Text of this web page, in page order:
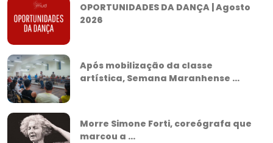
OPORTUNIDADES DA DANÇA | Agosto
2026
Após mobilização da classe
artística, Semana Maranhense ...
Morre Simone Forti, coreógrafa que
marcou a ...